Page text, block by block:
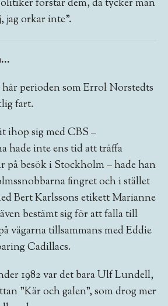
förstår dem, då tycker man
jag orkar inte”.
perioden som Errol Norstedts
fart.
ihop sig med CBS –
hade inte ens tid att träffa
på besök i Stockholm – hade han
fingret och i stället
Bert Karlssons etikett Marianne
bestämt sig för att falla till
vägarna tillsammans med Eddie
Cadillacs.
1982 var det bara Ulf Lundell,
”Kär och galen”, som drog mer